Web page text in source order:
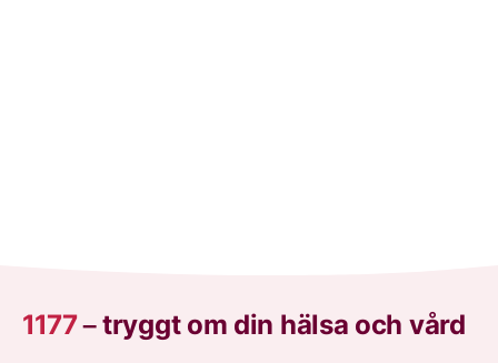
1177–tryggt om din hälsa och vård